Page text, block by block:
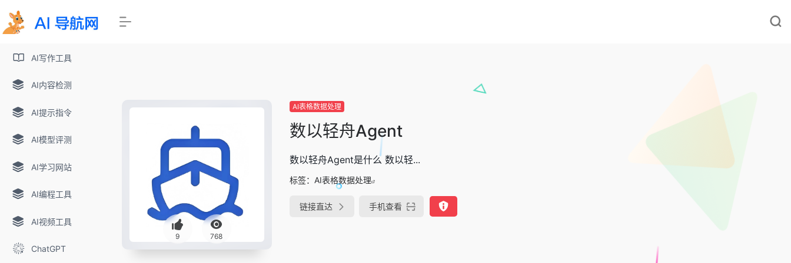
AI写作工具
AI内容检测
AI提示指令
AI模型评测
AI学习网站
AI编程工具
AI视频工具
ChatGPT
9 768
AI表格数据处理
数以轻舟Agent
数以轻舟Agent是什么 数以轻...
标签： AI表格数据处理
链接直达 手机查看